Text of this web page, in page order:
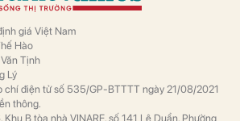
nhiên hàng đầu thế giới 2025”.
Sun Group làm 2 khu đô thị
rộng nhất Việt Nam
Bất động sản
Khu đô thị thương mại, dịch vụ Hàm Tiến -
Mũi Né (khu IV và khu V) có tổng diện tích
gần 351 ha, tổng vốn đầu tư hơn 36.000 tỷ